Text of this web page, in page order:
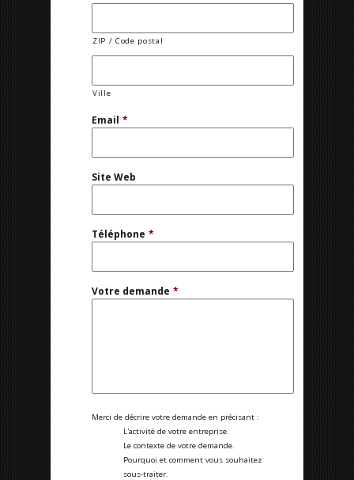
ZIP / Code postal
Ville
Email *
Site Web
Téléphone *
Votre demande *
Merci de décrire votre demande en précisant :
L'activité de votre entreprise.
Le contexte de votre demande.
Pourquoi et comment vous souhaitez
sous-traiter.